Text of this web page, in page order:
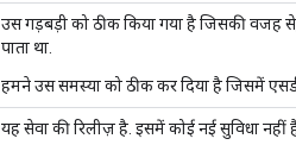
उस गड़बड़ी को ठीक किया गया है जिसकी वजह
पाता था.
हमने उस समस्या को ठीक कर दिया है जिसमें
यह सेवा की रिलीज़ है. इसमें कोई नई सुविधा नहीं